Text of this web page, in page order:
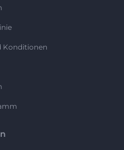
Konditionen